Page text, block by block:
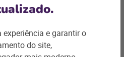
experiência e garantir o
do site,